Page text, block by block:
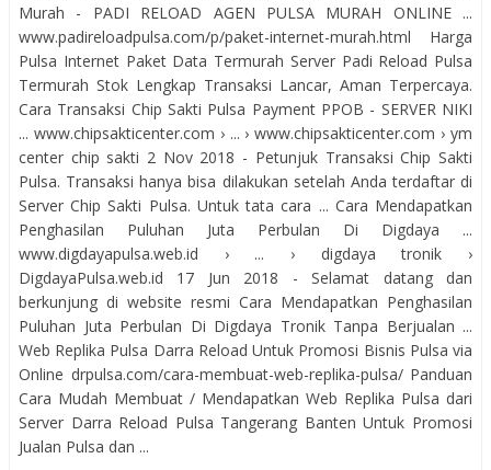
Murah - PADI RELOAD AGEN PULSA MURAH ONLINE ...
www.padireloadpulsa.com/p/paket-internet-murah.html Harga
Pulsa Internet Paket Data Termurah Server Padi Reload Pulsa
Termurah Stok Lengkap Transaksi Lancar, Aman Terpercaya.
Cara Transaksi Chip Sakti Pulsa Payment PPOB - SERVER NIKI
... www.chipsakticenter.com › ... › www.chipsakticenter.com › ym
center chip sakti 2 Nov 2018 - Petunjuk Transaksi Chip Sakti
Pulsa. Transaksi hanya bisa dilakukan setelah Anda terdaftar di
Server Chip Sakti Pulsa. Untuk tata cara ... Cara Mendapatkan
Penghasilan Puluhan Juta Perbulan Di Digdaya ...
www.digdayapulsa.web.id › ... › digdaya tronik ›
DigdayaPulsa.web.id 17 Jun 2018 - Selamat datang dan
berkunjung di website resmi Cara Mendapatkan Penghasilan
Puluhan Juta Perbulan Di Digdaya Tronik Tanpa Berjualan ...
Web Replika Pulsa Darra Reload Untuk Promosi Bisnis Pulsa via
Online drpulsa.com/cara-membuat-web-replika-pulsa/ Panduan
Cara Mudah Membuat / Mendapatkan Web Replika Pulsa dari
Server Darra Reload Pulsa Tangerang Banten Untuk Promosi
Jualan Pulsa dan ...